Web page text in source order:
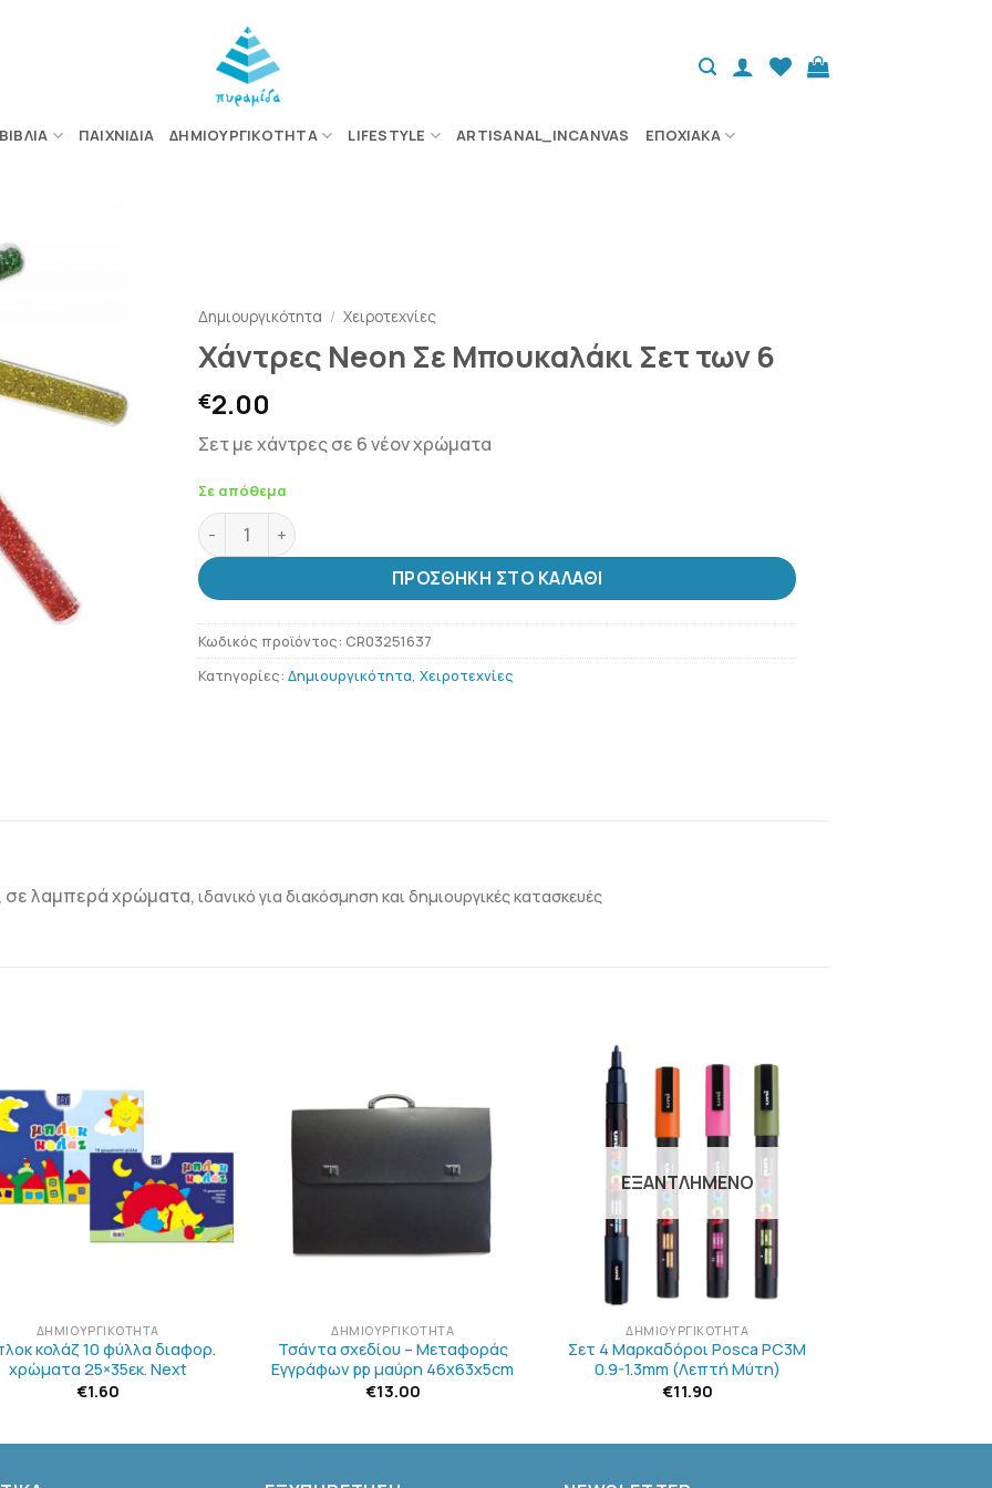
ΒΙΒΛΊΑ ΠΑΙΧΝΊΔΙΑ ΔΗΜΙΟΥΡΓΙΚΌΤΗΤΑ LIFESTYLE ARTISANAL_INCANVAS ΕΠΟΧΙΑΚΆ
ΠΡΟΣΘΉΚΗ
Δημιουργικότητα / Χειροτεχνίες
Χάντρες Neon Σε Μπουκαλάκι Σετ των 6
€2.00
Σετ με χάντρες σε 6 νέον χρώματα
Σε απόθεμα
Χάντρες Neon Σε Μπουκαλάκι Σετ των 6 ποσότητα
ΠΡΟΣΘΉΚΗ ΣΤΟ ΚΑΛΆΘΙ
Κωδικός προϊόντος: CR03251637
Κατηγορίες: Δημιουργικότητα, Χειροτεχνίες
σε λαμπερά χρώματα, ιδανικό για διακόσμηση και δημιουργικές κατασκευές
ΠΡΟΣΘΉΚΗ
ΕΠΙΘΥΜΙΏΝ
ΔΗΜΙΟΥΡΓΙΚΌΤΗΤΑ
κολάζ 10 φύλλα διαφορ.
χρώματα 25×35εκ. Next
€1.60
ΣΤΗΝ
ΛΊΣΤΑ
ΕΠΙΘΥΜΙΏΝ
ΔΗΜΙΟΥΡΓΙΚΌΤΗΤΑ
Τσάντα σχεδίου – Μεταφοράς
Εγγράφων pp μαύρη 46x63x5cm
€13.00
ΠΡΟΣΘΉΚΗ
ΣΤΗΝ
ΛΊΣΤΑ
ΕΞΑΝΤΛΗΜΈΝΟ
ΔΗΜΙΟΥΡΓΙΚΌΤΗΤΑ
Σετ 4 Μαρκαδόροι Posca PC3M
0.9-1.3mm (Λεπτή Μύτη)
€11.90